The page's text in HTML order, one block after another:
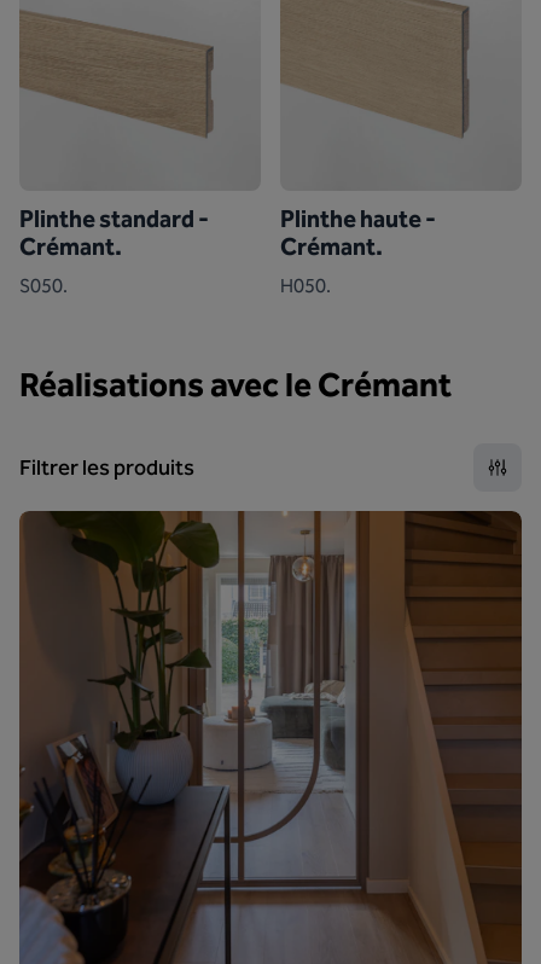
Plinthe standard -
Crémant.
S050.
Plinthe haute -
Crémant.
H050.
Réalisations avec le Crémant
Filtrer les produits